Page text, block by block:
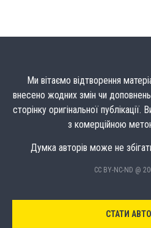
Ми вітаємо відтворення
внесено жодних змін чи
сторінку оригінальної
з комерційною
Думка авторів може не
CC BY-NC-ND @
СТАТИ